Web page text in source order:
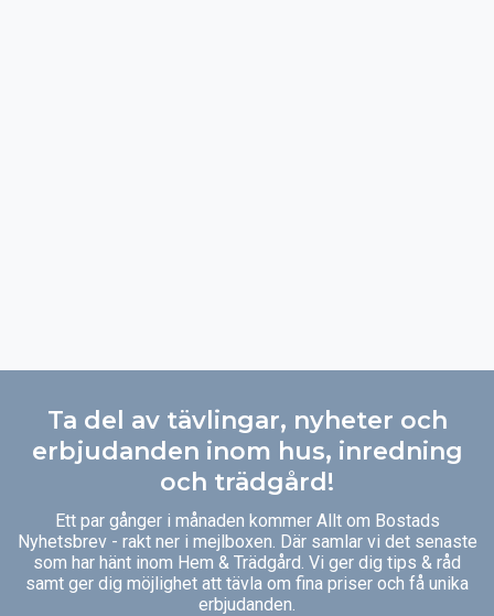
Ta del av tävlingar, nyheter och
erbjudanden inom hus, inredning
och trädgård!
Ett par gånger i månaden kommer Allt om Bostads
Nyhetsbrev - rakt ner i mejlboxen. Där samlar vi det senaste
som har hänt inom Hem & Trädgård. Vi ger dig tips & råd
samt ger dig möjlighet att tävla om fina priser och få unika
erbjudanden.